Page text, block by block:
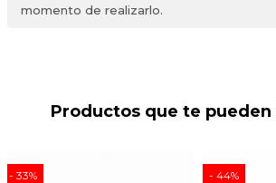
momento de realizarlo.
Productos que te
33 44